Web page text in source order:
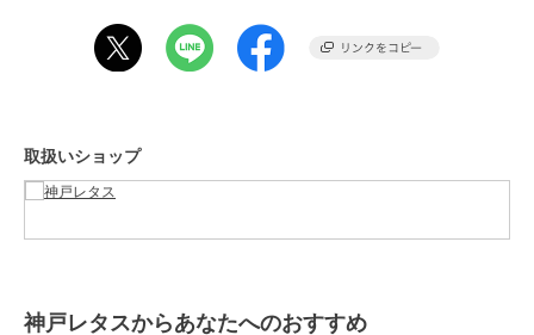
ブランド 神戸レタス
神戸レタス
性別タイプ
サイズ プチS,プチM,プチL
取扱いショップ
神戸レタスからあなたへのおすすめ